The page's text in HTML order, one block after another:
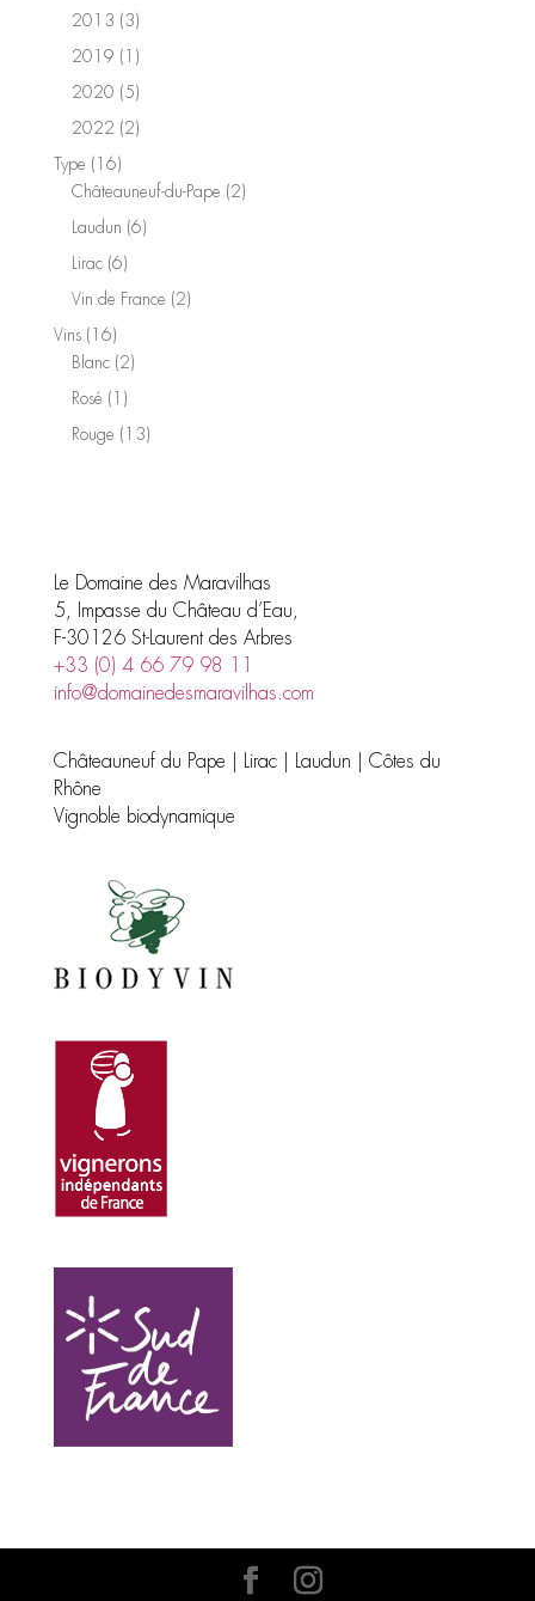
produit
2013 33
produits
2019 1 1
produit
2020 55
produits
2022 22
Type 1616
produits
Châteauneuf-du-Pape 22
Laudun 66
Lirac 66
produits
Vin de France 22
Vins 1616
produits
Blanc 22
Rosé 1 1
produit
Rouge 1313
Le Domaine des Maravilhas
5, Impasse du Château d’Eau,
F-30126 St-Laurent des Arbres
+33 (0) 4 66 79 98 11
info@domainedesmaravilhas.com
Châteauneuf du Pape | Lirac | Laudun | Côtes du
Rhône
Vignoble biodynamique